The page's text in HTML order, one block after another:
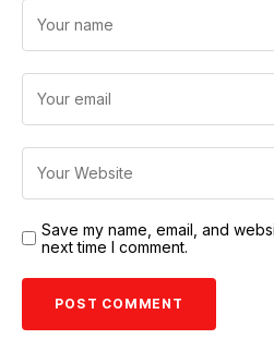
Save my name, email, and
next time I comment.